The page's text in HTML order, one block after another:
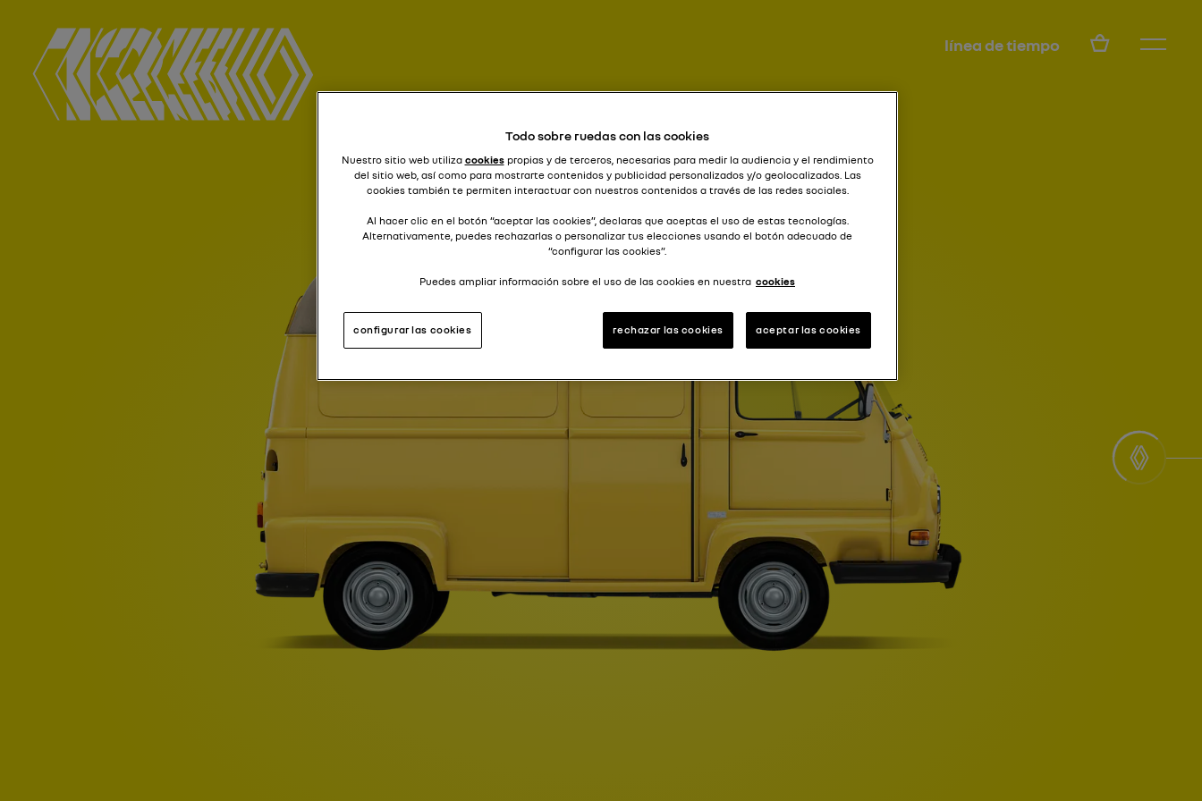
línea de tiempo ES
Type A
ESTAFETTE
Todo sobre ruedas con las cookies
Nuestro sitio web utiliza cookiespropias y de terceros, necesarias para medir la audiencia y el rendimiento
del sitio web, así como para mostrarte contenidos y publicidad personalizados y/o geolocalizados. Las
cookies también te permiten interactuar con nuestros contenidos a través de las redes sociales.
Al hacer clic en el botón “aceptar las cookies”, declaras que aceptas el uso de estas tecnologías.
Alternativamente, puedes rechazarlas o personalizar tus elecciones usando el botón adecuado de
“configurar las cookies”.
Puedes ampliar información sobre el uso de las cookies en nuestra cookies
configurar las cookies rechazar las cookies aceptar las cookies